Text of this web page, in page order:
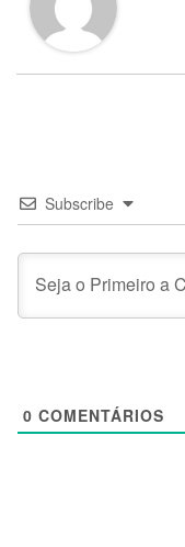
Subscribe
0 COMENTÁRIOS